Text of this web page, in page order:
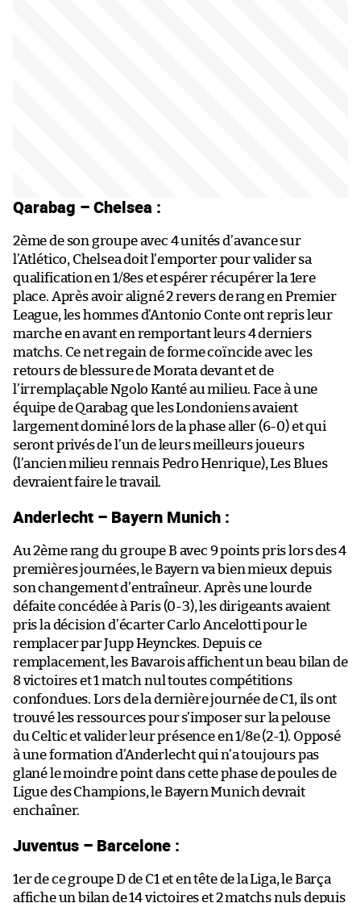
Qarabag – Chelsea :
2ème de son groupe avec 4 unités d’avance sur
l’Atlético, Chelsea doit l’emporter pour valider sa
qualification en 1/8es et espérer récupérer la 1ere
place. Après avoir aligné 2 revers de rang en Premier
League, les hommes d’Antonio Conte ont repris leur
marche en avant en remportant leurs 4 derniers
matchs. Ce net regain de forme coïncide avec les
retours de blessure de Morata devant et de
l’irremplaçable Ngolo Kanté au milieu. Face à une
équipe de Qarabag que les Londoniens avaient
largement dominé lors de la phase aller (6-0) et qui
seront privés de l’un de leurs meilleurs joueurs
(l’ancien milieu rennais Pedro Henrique), Les Blues
devraient faire le travail.
Anderlecht – Bayern Munich :
Au 2ème rang du groupe B avec 9 points pris lors des 4
premières journées, le Bayern va bien mieux depuis
son changement d’entraîneur. Après une lourde
défaite concédée à Paris (0-3), les dirigeants avaient
pris la décision d’écarter Carlo Ancelotti pour le
remplacer par Jupp Heynckes. Depuis ce
remplacement, les Bavarois affichent un beau bilan de
8 victoires et 1 match nul toutes compétitions
confondues. Lors de la dernière journée de C1, ils ont
trouvé les ressources pour s’imposer sur la pelouse
du Celtic et valider leur présence en 1/8e (2-1). Opposé
à une formation d’Anderlecht qui n’a toujours pas
glané le moindre point dans cette phase de poules de
Ligue des Champions, le Bayern Munich devrait
enchaîner.
Juventus – Barcelone :
1er de ce groupe D de C1 et en tête de la Liga, le Barça
affiche un bilan de 14 victoires et 2 matchs nuls depuis